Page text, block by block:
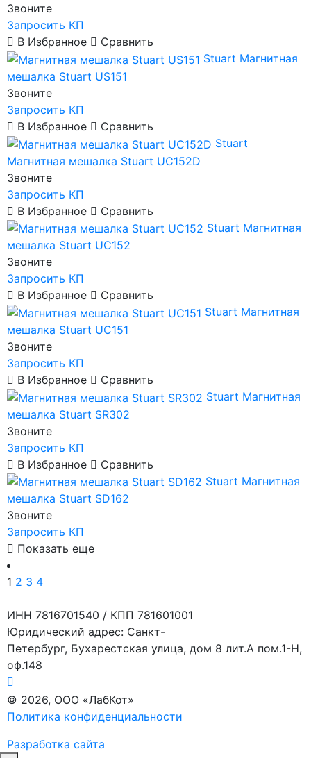
Звоните
Запросить КП
В Избранное
Сравнить
Stuart Магнитная
мешалка Stuart US151
Звоните
Запросить КП
В Избранное
Сравнить
Stuart
Магнитная мешалка Stuart UC152D
Звоните
Запросить КП
В Избранное
Сравнить
Stuart Магнитная
мешалка Stuart UC152
Звоните
Запросить КП
В Избранное
Сравнить
Stuart Магнитная
мешалка Stuart UC151
Звоните
Запросить КП
В Избранное
Сравнить
Stuart Магнитная
мешалка Stuart SR302
Звоните
Запросить КП
В Избранное
Сравнить
Stuart Магнитная
мешалка Stuart SD162
Звоните
Запросить КП
Показать еще
1 2 3 4
ИНН 7816701540 / КПП 781601001
Юридический адрес: Санкт-
Петербург, Бухарестская улица, дом 8 лит.А пом.1-Н,
оф.148
© 2026, ООО «ЛабКот»
Политика конфиденциальности
Разработка сайта